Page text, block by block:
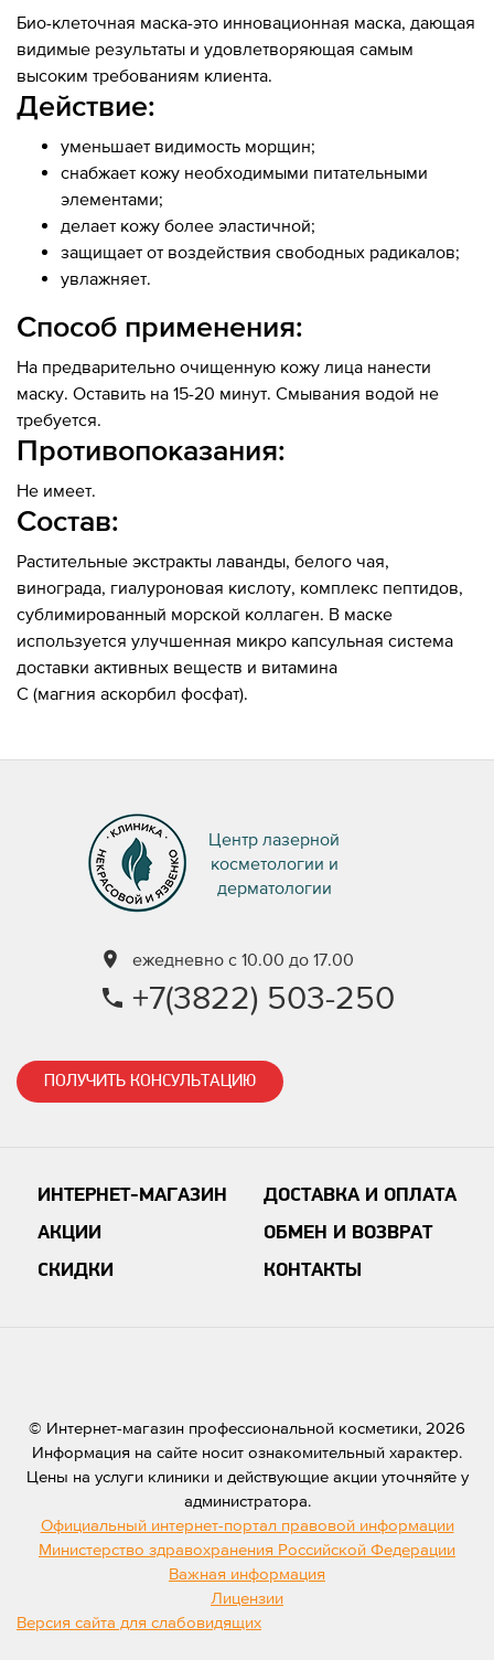
Био-клеточная маска-это инновационная маска, дающая
видимые результаты и удовлетворяющая самым
высоким требованиям клиента.
Действие:
уменьшает видимость морщин;
снабжает кожу необходимыми питательными
элементами;
делает кожу более эластичной;
защищает от воздействия свободных радикалов;
увлажняет.
Способ применения:
На предварительно очищенную кожу лица нанести
маску. Оставить на 15-20 минут. Смывания водой не
требуется.
Противопоказания:
Не имеет.
Состав:
Растительные экстракты лаванды, белого чая,
винограда, гиалуроновая кислоту, комплекс пептидов,
сублимированный морской коллаген. В маске
используется улучшенная микро капсульная система
доставки активных веществ и витамина
С (магния аскорбил фосфат).
Центр лазерной
косметологии и
дерматологии
ежедневно с 10.00 до 17.00
+7(3822) 503-250
ИНТЕРНЕТ-МАГАЗИН
АКЦИИ
СКИДКИ
ДОСТАВКА И ОПЛАТА
ОБМЕН И ВОЗВРАТ
КОНТАКТЫ
ПОЛУЧИТЬ КОНСУЛЬТАЦИЮ
© Интернет-магазин профессиональной косметики, 2026
Информация на сайте носит ознакомительный характер.
Цены на услуги клиники и действующие акции уточняйте у
администратора.
Официальный интернет-портал правовой информации
Министерство здравохранения Российской Федерации
Важная информация
Лицензии
Версия сайта для слабовидящих